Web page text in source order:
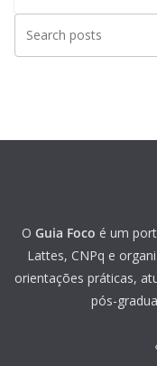
O Guia Foco é um
Lattes, CNPq e
orientações práticas,
pós-